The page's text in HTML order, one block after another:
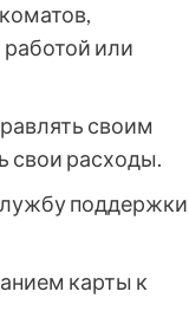
или
своим
свои расходы.
поддержки
карты к